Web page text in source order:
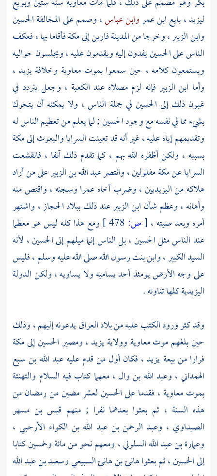
ليزيد، بايعابن عمروابن عباس، وصمم على المخالفةالحسين
وابن الزبير، وخرجا منالمدينةفارين إلىمكةفأقاما بها ، فعكف
الناس علىالحسينيفدون إليه ويقدمون عليه ، ويجلسون حواليه
ويستمعون كلامه ، حين سمعوا بموت معاوية وخلافةيزيد ،
وأما ابن الزبير فإنه لزم مصلاه عند الكعبة ، وجعل يتردد في
غبون ذلك إلى الحسين في جملة الناس ، ولا يمكنه أن يتحرك
بشيء مما في نفسه مع وجودالحسين; لما يعلم من تعظيم الناس له
وتقديمهم إياه عليه ، غير أنه قد تعينت السرايا والبعوث إلىمكة
بسببه ، ولكن أظفره الله بهم ، كما تقدم ذلك آنفا ، فانقشعت
السرايا عنمكةمفلولين ، وانتصرعبد الله بن الزبيرعلى من أراد
هلاكه من اليزيديين ، وضرب أخاهعمراوسجنه ، واقتص منه
وأهانه ، وعظم شأن ابن الزبيرعند ذلك ببلادالحجاز، واشتهر
أمره وبعد صيته ، [ص:
ومع هذا كله ليس هو معظما
عند الناس مثلالحسين، بل الناس إنما ميلهم إلىالحسين، لأنه
السيد الكبير ، وابن بنت رسول الله صلى الله عليه وسلم ، فليس
على وجه الأرض يومئذ أحد يساميه ولا يساويه ، ولكن الدولة
اليزيدية كلها تناوئه .
وقد كثر ورود الكتب عليه من بلادالعراقيدعونه إليهم ، وذلك
حين بلغهم موتمعاوية وولايةيزيد، ومصيرالحسينإلىمكة
فرارا من بيعة يزيد، فكان أول من قدم عليهعبد الله بن سبع
الهمداني ، وعبد الله بن وال ، معهما كتاب فيه السلام والتهنئة
بموتمعاوية ، فقدما علىالحسينلعشر مضين من رمضان من
هذه السنة ، ثم بعثوا بعدهما نفرا ; منهم قيس بن مسهر
الصيداوي ، وعبد الرحمن بن عبد الله بن الكواء الأرحبي ،
وعمارة بن عبد الله السلولي، ومعهم نحو من مائة وخمسين كتابا
إلىالحسين، ثم بعثواهانئ بن هانئ السبيعيوسعيد بن عبد الله